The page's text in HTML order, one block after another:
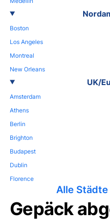
Boston
Los Angeles
Montreal
New Orleans
UK/
Amsterdam
Athens
Berlin
Brighton
Budapest
Dublin
Florence
Alle
Gepäck